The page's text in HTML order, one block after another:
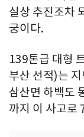
실상 추진조차
궁이다.
139톤급 대형
부산 선적)는
삼산면 하백도
까지 이 사고로